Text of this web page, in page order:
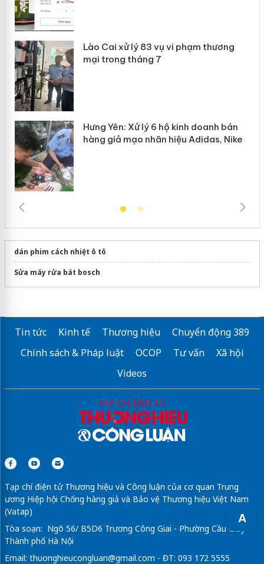
A
Lào Cai xử lý 83 vụ vi phạm thương
mại trong tháng 7
Hưng Yên: Xử lý 6 hộ kinh doanh bán
hàng giả mạo nhãn hiệu Adidas, Nike
dán phim cách nhiệt ô tô
Sửa máy rửa bát bosch
Tin tức Kinh tế Thương hiệu
Chuyển động 389
Chính sách & Pháp luật
OCOP Tư vấn
Xã hội
Videos
Tạp chí điện tử Thương hiệu và Công luận của cơ quan Trung
ương Hiệp hội Chống hàng giả và Bảo vệ Thương hiệu Việt Nam
(Vatap)
Tòa soạn: Ngõ 56/ B5D6 Trương Công Giai - Phường Cầu Giấy -
Thành phố Hà Nội
Email: thuonghieucongluan@gmail.com - ĐT: 093 172 5555